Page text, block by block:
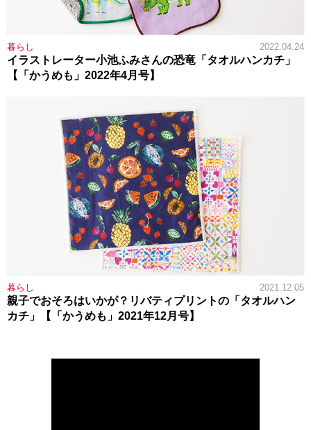
暮らし 2022.04.24
イラストレーター小池ふみさんの恐竜「タオルハンカチ」
【「かうめも」2022年4月号】
暮らし 2021.12.05
親子でおそろはいかが？リバティプリントの「タオルハン
カチ」【「かうめも」2021年12月号】